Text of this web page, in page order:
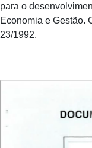
para o
Economia e Gestão.
23/1992.